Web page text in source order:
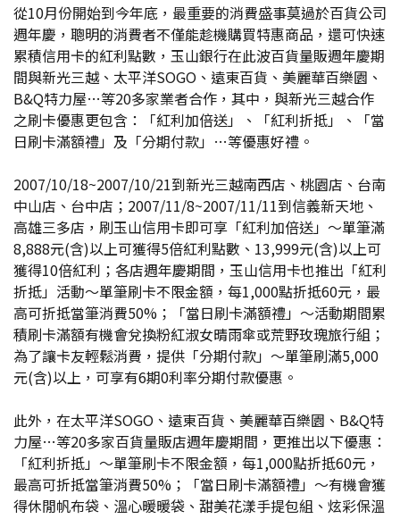
從10月份開始到今年底，最重要的消費盛事莫過於百貨公司
週年慶，聰明的消費者不僅能趁機購買特惠商品，還可快速
累積信用卡的紅利點數，玉山銀行在此波百貨量販週年慶期
間與新光三越、太平洋SOGO、遠東百貨、美麗華百樂園、
B&Q特力屋…等20多家業者合作，其中，與新光三越合作
之刷卡優惠更包含：「紅利加倍送」、「紅利折抵」、「當
日刷卡滿額禮」及「分期付款」…等優惠好禮。
2007/10/18~2007/10/21到新光三越南西店、桃園店、台南
中山店、台中店；2007/11/8~2007/11/11到信義新天地、
高雄三多店，刷玉山信用卡即可享「紅利加倍送」～單筆滿
8,888元(含)以上可獲得5倍紅利點數、13,999元(含)以上可
獲得10倍紅利；各店週年慶期間，玉山信用卡也推出「紅利
折抵」活動～單筆刷卡不限金額，每1,000點折抵60元，最
高可折抵當筆消費50%；「當日刷卡滿額禮」～活動期間累
積刷卡滿額有機會兌換粉紅淑女晴雨傘或荒野玫瑰旅行組；
為了讓卡友輕鬆消費，提供「分期付款」～單筆刷滿5,000
元(含)以上，可享有6期0利率分期付款優惠。
此外，在太平洋SOGO、遠東百貨、美麗華百樂園、B&Q特
力屋…等20多家百貨量販店週年慶期間，更推出以下優惠：
「紅利折抵」～單筆刷卡不限金額，每1,000點折抵60元，
最高可折抵當筆消費50%；「當日刷卡滿額禮」～有機會獲
得休閒帆布袋、溫心暖暖袋、甜美花漾手提包組、炫彩保溫